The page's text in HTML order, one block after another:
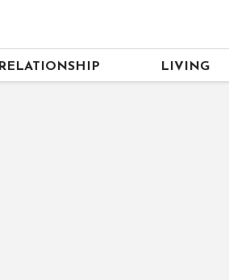
RELATIONSHIP LIVING